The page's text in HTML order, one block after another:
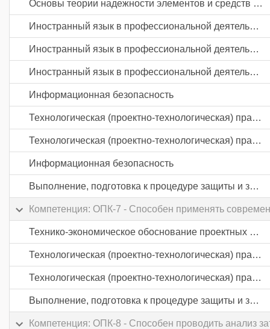
Основы теории надежности элементов и средств автоматики
Иностранный язык в профессиональной деятельности
Иностранный язык в профессиональной деятельности
Иностранный язык в профессиональной деятельности
Информационная безопасность
Технологическая (проектно-технологическая) практика
Технологическая (проектно-технологическая) практика
Информационная безопасность
Выполнение, подготовка к процедуре защиты и защита выпускной квалификационной работы
Компетенция: ОПК-7 - Способен применять
Технико-экономическое обоснование проектных решений
Технологическая (проектно-технологическая) практика
Технологическая (проектно-технологическая) практика
Выполнение, подготовка к процедуре защиты и защита выпускной квалификационной работы
Компетенция: ОПК-8 - Способен проводить анализ